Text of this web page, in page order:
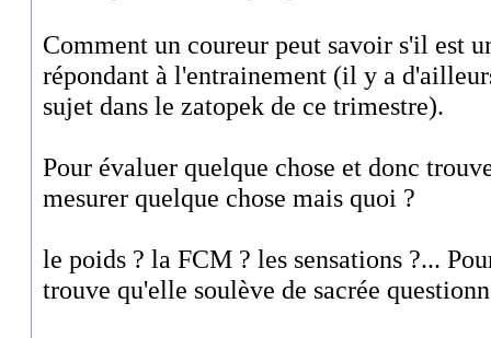
Comment un coureur peut savoir s'il est
répondant à l'entrainement (il y a
sujet dans le zatopek de ce trimestre).
Pour évaluer quelque chose et donc
mesurer quelque chose mais quoi ?
le poids ? la FCM ? les sensations ?...
trouve qu'elle soulève de sacrée